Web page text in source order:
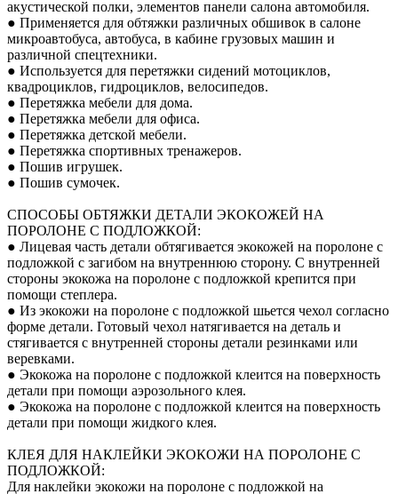
акустической полки, элементов панели салона автомобиля.
● Применяется для обтяжки различных обшивок в салоне
микроавтобуса, автобуса, в кабине грузовых машин и
различной спецтехники.
● Используется для перетяжки сидений мотоциклов,
квадроциклов, гидроциклов, велосипедов.
● Перетяжка мебели для дома.
● Перетяжка мебели для офиса.
● Перетяжка детской мебели.
● Перетяжка спортивных тренажеров.
● Пошив игрушек.
● Пошив сумочек.
СПОСОБЫ ОБТЯЖКИ ДЕТАЛИ ЭКОКОЖЕЙ НА
ПОРОЛОНЕ С ПОДЛОЖКОЙ:
● Лицевая часть детали обтягивается экокожей на поролоне с
подложкой с загибом на внутреннюю сторону. С внутренней
стороны экокожа на поролоне с подложкой крепится при
помощи степлера.
● Из экокожи на поролоне с подложкой шьется чехол согласно
форме детали. Готовый чехол натягивается на деталь и
стягивается с внутренней стороны детали резинками или
веревками.
● Экокожа на поролоне с подложкой клеится на поверхность
детали при помощи аэрозольного клея.
● Экокожа на поролоне с подложкой клеится на поверхность
детали при помощи жидкого клея.
КЛЕЯ ДЛЯ НАКЛЕЙКИ ЭКОКОЖИ НА ПОРОЛОНЕ С
ПОДЛОЖКОЙ:
Для наклейки экокожи на поролоне с подложкой на